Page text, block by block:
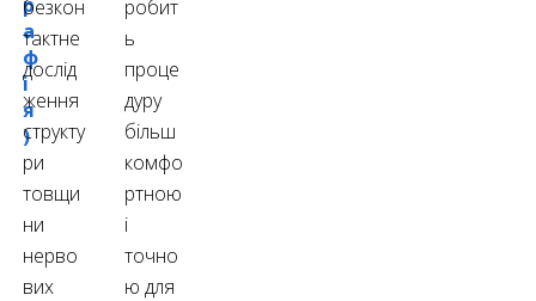
а
ф
і
я
)
безкон
тактне
дослід
ження
структу
ри
товщи
ни
нерво
вих
робит
ь
проце
дуру
більш
комфо
ртною
і
точно
ю для